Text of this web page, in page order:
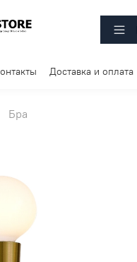
Доставка и оплата
Бра